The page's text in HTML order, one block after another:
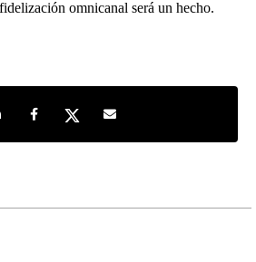
omnicanal será un hecho.
on LinkedIn
Share on Facebook
Share on TwitterShare by e-mail